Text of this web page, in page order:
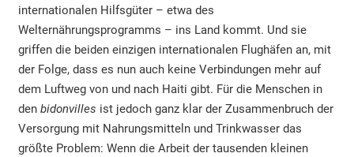
internationalen Hilfsgüter – etwa des
Welternährungsprogramms – ins Land kommt. Und sie
griffen die beiden einzigen internationalen Flughäfen an, mit
der Folge, dass es nun auch keine Verbindungen mehr auf
dem Luftweg von und nach Haiti gibt. Für die Menschen in
den bidonvilles ist jedoch ganz klar der Zusammenbruch der
Versorgung mit Nahrungsmitteln und Trinkwasser das
größte Problem: Wenn die Arbeit der tausenden kleinen